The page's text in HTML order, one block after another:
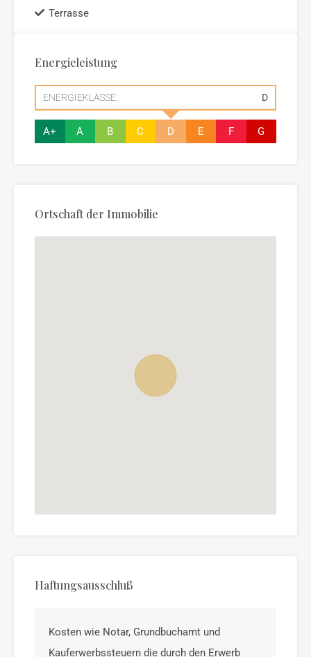
Terrasse
Energieleistung
ENERGIEKLASSE: D
A+ A B C D E F G
Ortschaft der Immobilie
Haftungsausschluß
Kosten wie Notar, Grundbuchamt und
Kauferwerbssteuern die durch den Erwerb